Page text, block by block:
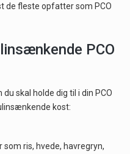
de fleste opfatter som PCO
PCO
skal holde dig til i din PCO
kost:
ris, hvede, havregryn,